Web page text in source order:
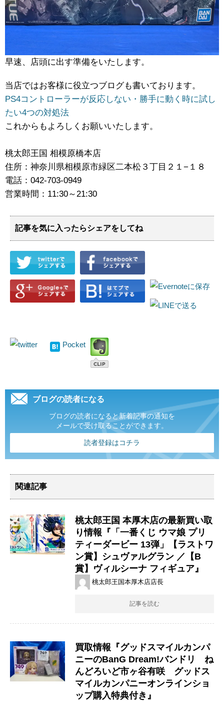
早速、店頭に出す準備をいたします。
当店ではお客様に役立つブログも書いております。
PS4コントローラーが反応しない・勝手に動く時に試し
たい4つの対処法
これからもよろしくお願いいたします。
桃太郎王国 相模原橋本店
住所：神奈川県相模原市緑区二本松３丁目２１−１８
電話：042-703-0949
営業時間：11:30～21:30
記事を気に入ったらシェアをしてね
Pocket
ブログの読者になる
ブログの読者になると新着記事の通知を
メールで受け取ることができます。
読者登録はコチラ
関連記事
桃太郎王国 本厚木店の最新買い取
り情報『「一番くじ ウマ娘 プリ
ティーダービー 13弾」【ラストワ
ン賞】シュヴァルグラン ／【B
賞】ヴィルシーナ フィギュア』
桃太郎王国本厚木店店長
記事を読む
買取情報『グッドスマイルカンパ
ニーのBanG ​Dream!バンドリ ね
んどろいど市ヶ谷有咲 グッドス
マイルカンパニーオンラインショ
ップ購入特典付き』